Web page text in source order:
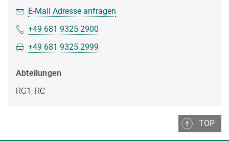
E-Mail Adresse anfragen
+49 681 9325 2900
+49 681 9325 2999
Abteilungen
RG1, RC
TOP